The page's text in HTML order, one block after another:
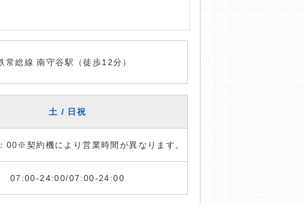
常総線 南守谷駅（徒歩12分）
土 / 日祝
00※契約機により営業時間が異なります。
07:00-24:00/07:00-24:00